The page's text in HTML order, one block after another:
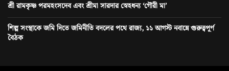
শ্রী রামকৃষ্ণ পরমহংসদেব এবং শ্রীমা সারদার স্নেহধন্য ‘গৌরী মা’
শিল্প সংস্থাকে জমি দিতে জমিনীতি বদলের পথে রাজ্য, ১১ আগস্ট নবান্নে গুরুত্বপূর্ণ
বৈঠক